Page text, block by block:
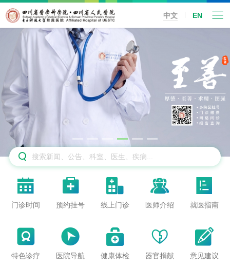
中文 EN


门诊时间

预约挂号

线上门诊

医师介绍

就医指南

特色诊疗

医院导航

健康体检

器官捐献

意见建议